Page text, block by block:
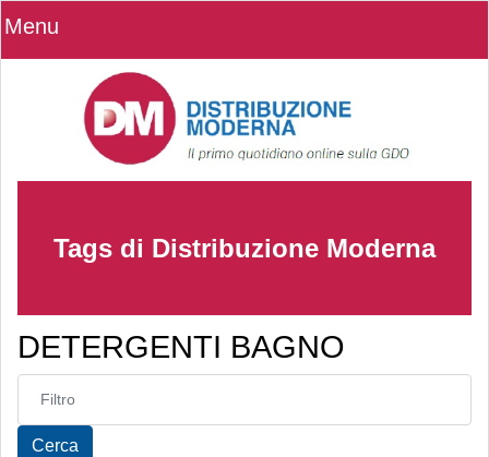
Menu
Tags di Distribuzione Moderna
DETERGENTI BAGNO
Inserisci parte del titolo
Cerca